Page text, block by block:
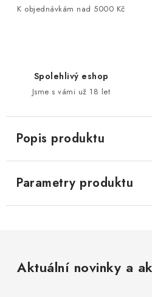
K objednávkám nad 5000 Kč
Spolehlivý eshop
Jsme s vámi už 18 let
Popis produktu
Parametry produktu
Aktuální novinky a